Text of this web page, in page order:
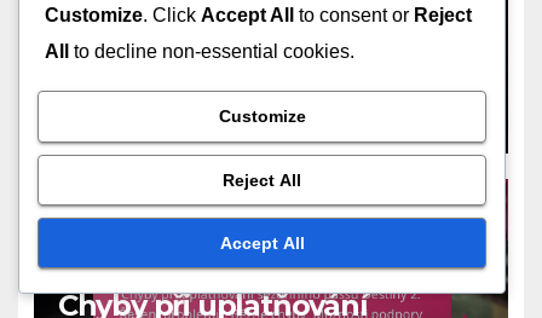
ODMĚNY ZA SEZÓNNÍ PRŮKAZ
Přehled odměn sezónního
předměty, sezónní témata,
proces uplatnění
MARCUS ALARIC
ODMĚNY ZA SEZÓNNÍ PRŮKAZ
Chyby při uplatňování
Customize. Click Accept All to consent or Reject
All
to decline non-essential cookies.
Customize
Reject All
Accept All